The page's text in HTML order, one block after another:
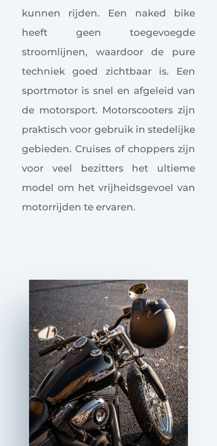
kunnen rijden. Een naked bike
heeft geen toegevoegde
stroomlijnen, waardoor de pure
techniek goed zichtbaar is. Een
sportmotor is snel en afgeleid van
de motorsport. Motorscooters zijn
praktisch voor gebruik in stedelijke
gebieden. Cruises of choppers zijn
voor veel bezitters het ultieme
model om het vrijheidsgevoel van
motorrijden te ervaren.